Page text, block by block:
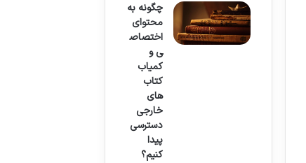
چگونه به
محتوای
اختصاص
ی و
کمیاب
کتاب
های
خارجی
دسترسی
پیدا
کنیم؟